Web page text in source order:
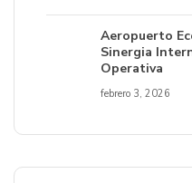
Aeropuerto
Sinergia
Operativa
febrero 3, 2026